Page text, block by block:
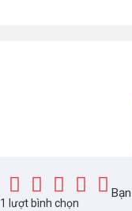
1 lượt bình chọn